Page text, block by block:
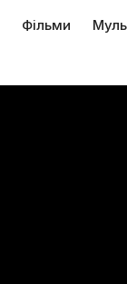
Фільми